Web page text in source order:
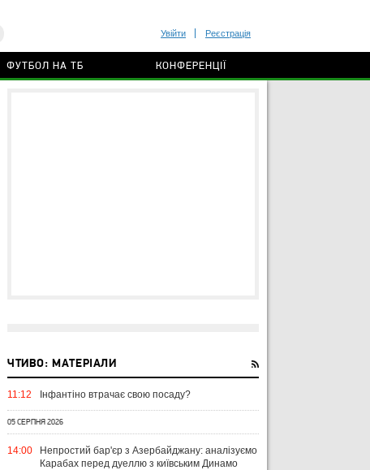
Увійти Реєстрація
ФУТБОЛ НА ТБ КОНФЕРЕНЦІЇ
ЧТИВО: МАТЕРІАЛИ
11:12 Інфантіно втрачає свою посаду?
05 СЕРПНЯ 2026
14:00
Непростий бар'єр з Азербайджану: аналізуємо
Карабах перед дуеллю з київським Динамо